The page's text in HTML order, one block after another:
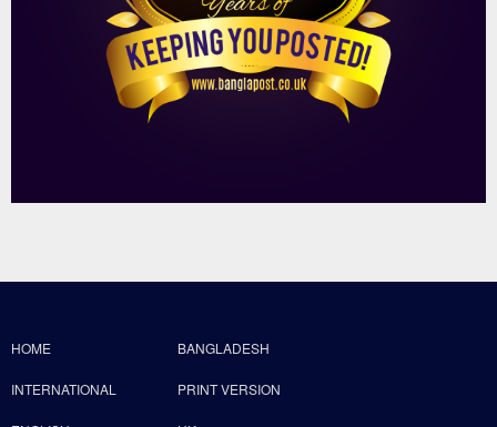
HOME BANGLADESH
INTERNATIONAL PRINT VERSION